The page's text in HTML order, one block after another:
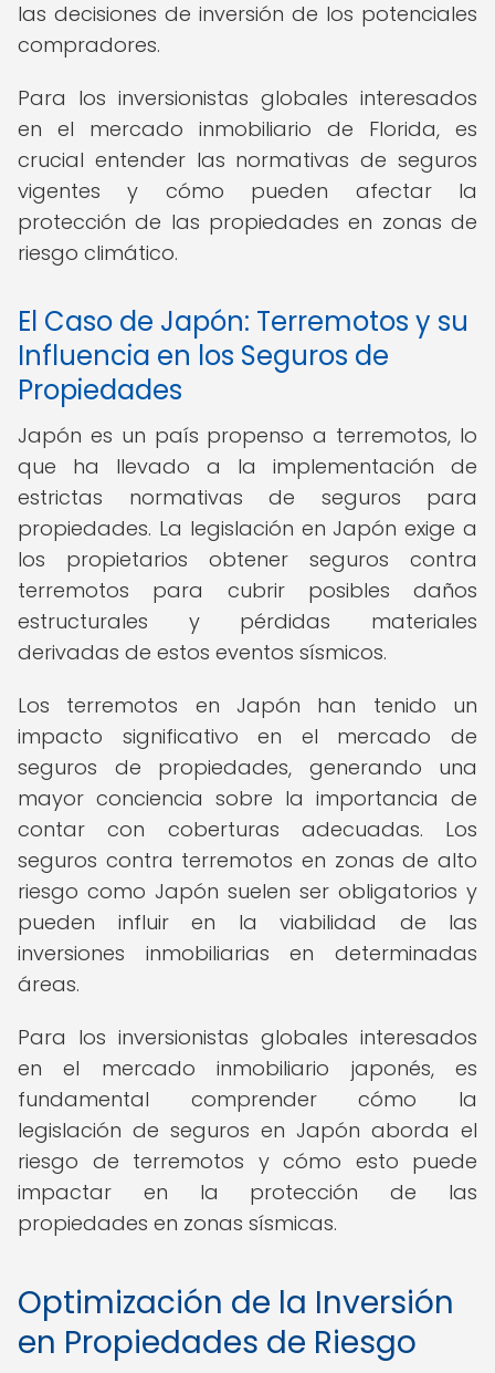
las decisiones de inversión de los potenciales
compradores.
Para los inversionistas globales interesados
en el mercado inmobiliario de Florida, es
crucial entender las normativas de seguros
vigentes y cómo pueden afectar la
protección de las propiedades en zonas de
riesgo climático.
El Caso de Japón: Terremotos y su
Influencia en los Seguros de
Propiedades
Japón es un país propenso a terremotos, lo
que ha llevado a la implementación de
estrictas normativas de seguros para
propiedades. La legislación en Japón exige a
los propietarios obtener seguros contra
terremotos para cubrir posibles daños
estructurales y pérdidas materiales
derivadas de estos eventos sísmicos.
Los terremotos en Japón han tenido un
impacto significativo en el mercado de
seguros de propiedades, generando una
mayor conciencia sobre la importancia de
contar con coberturas adecuadas. Los
seguros contra terremotos en zonas de alto
riesgo como Japón suelen ser obligatorios y
pueden influir en la viabilidad de las
inversiones inmobiliarias en determinadas
áreas.
Para los inversionistas globales interesados
en el mercado inmobiliario japonés, es
fundamental comprender cómo la
legislación de seguros en Japón aborda el
riesgo de terremotos y cómo esto puede
impactar en la protección de las
propiedades en zonas sísmicas.
Optimización de la Inversión
en Propiedades de Riesgo